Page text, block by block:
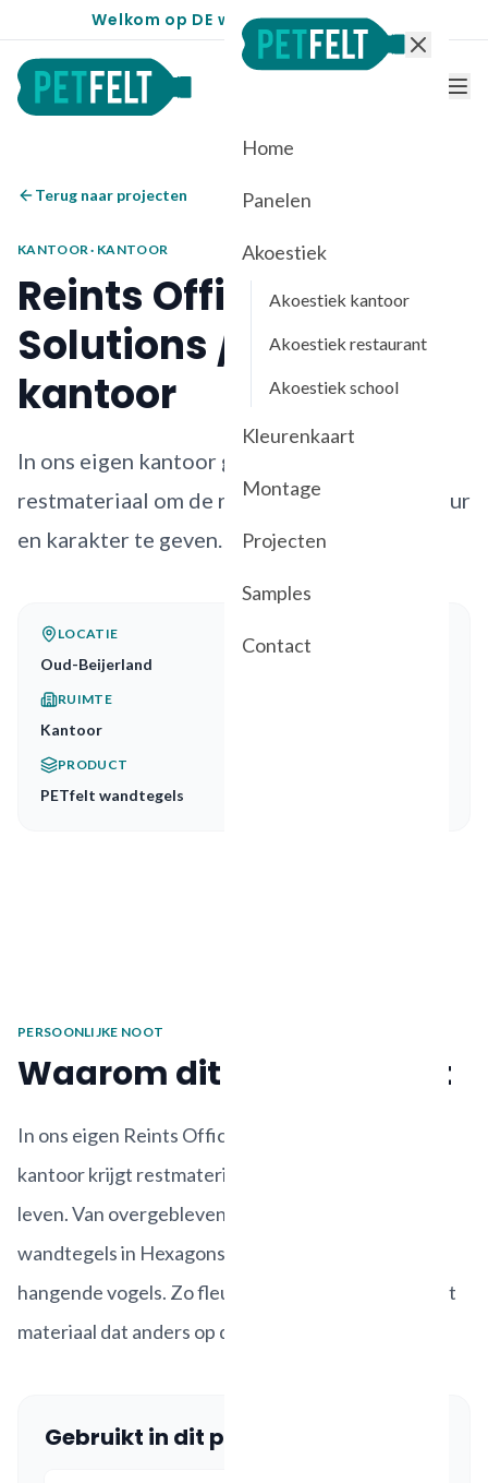
Welkom op DE website voor PETfelt
Home
Panelen
Akoestiek
Akoestiek kantoor
Akoestiek restaurant
Akoestiek school
Kleurenkaart
Montage
Projecten
Samples
Contact
Terug naar projecten
KANTOOR· KANTOOR
Reints Office
Solutions / PETfelt
kantoor
In ons eigen kantoor gebruiken we
restmateriaal om de ruimte net wat meer kleur
en karakter te geven.
LOCATIE
Oud-Beijerland
RUIMTE
Kantoor
PRODUCT
PETfelt wandtegels
PERSOONLIJKE NOOT
Waarom dit project werkt
In ons eigen Reints Office Solutions / PETfelt
kantoor krijgt restmateriaal vaak nog een tweede
leven. Van overgebleven PETfelt maakten we
wandtegels in Hexagons en Cubes, en een paar
hangende vogels. Zo fleuren we ons kantoor op met
materiaal dat anders op de plank blijft liggen.
Gebruikt in dit project